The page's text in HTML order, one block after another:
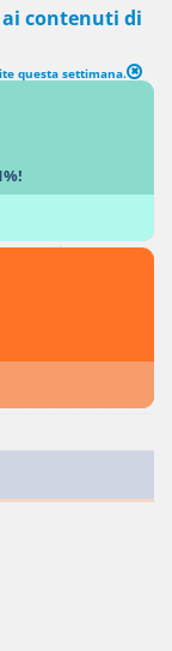
sull'oggetto dell'atto
sul bene
ai contenuti di
questa settimana.